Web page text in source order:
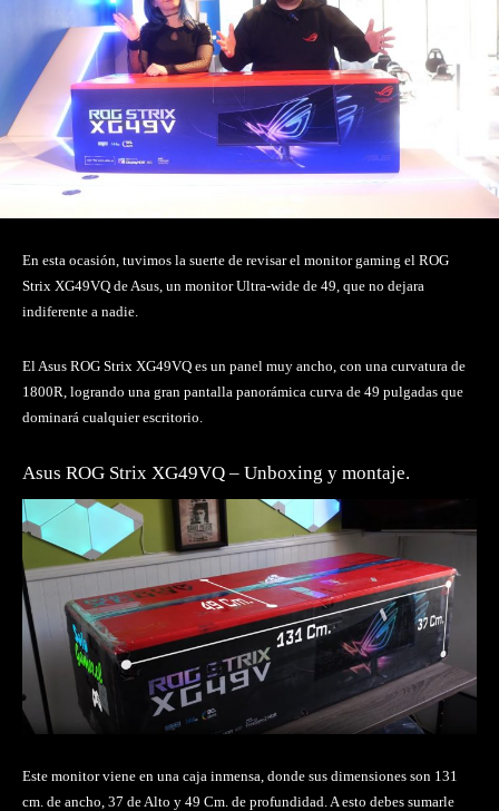
En esta ocasión, tuvimos la suerte de revisar el monitor gaming el ROG
Strix XG49VQ de Asus, un monitor Ultra-wide de 49, que no dejara
indiferente a nadie.
El Asus ROG Strix XG49VQ es un panel muy ancho, con una curvatura de
1800R, logrando una gran pantalla panorámica curva de 49 pulgadas que
dominará cualquier escritorio.
Asus ROG Strix XG49VQ – Unboxing y montaje.
Este monitor viene en una caja inmensa, donde sus dimensiones son 131
cm. de ancho, 37 de Alto y 49 Cm. de profundidad. A esto debes sumarle